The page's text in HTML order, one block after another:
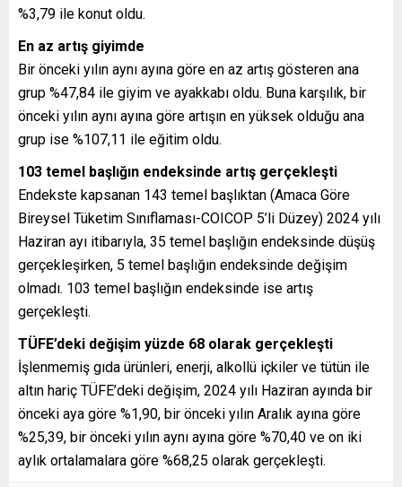
%3,79 ile konut oldu.
En az artış giyimde
Bir önceki yılın aynı ayına göre en az artış gösteren ana
grup %47,84 ile giyim ve ayakkabı oldu. Buna karşılık, bir
önceki yılın aynı ayına göre artışın en yüksek olduğu ana
grup ise %107,11 ile eğitim oldu.
103 temel başlığın endeksinde artış gerçekleşti
Endekste kapsanan 143 temel başlıktan (Amaca Göre
Bireysel Tüketim Sınıflaması-COICOP 5’li Düzey) 2024 yılı
Haziran ayı itibarıyla, 35 temel başlığın endeksinde düşüş
gerçekleşirken, 5 temel başlığın endeksinde değişim
olmadı. 103 temel başlığın endeksinde ise artış
gerçekleşti.
TÜFE’deki değişim yüzde 68 olarak gerçekleşti
İşlenmemiş gıda ürünleri, enerji, alkollü içkiler ve tütün ile
altın hariç TÜFE’deki değişim, 2024 yılı Haziran ayında bir
önceki aya göre %1,90, bir önceki yılın Aralık ayına göre
%25,39, bir önceki yılın aynı ayına göre %70,40 ve on iki
aylık ortalamalara göre %68,25 olarak gerçekleşti.